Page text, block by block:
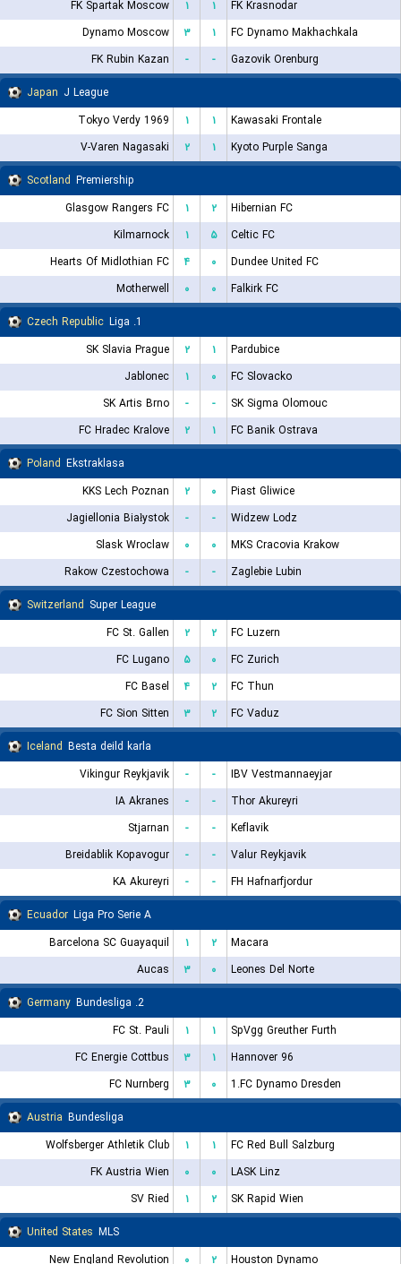
FK Spartak Moscow
۱ ۱
FK Krasnodar
Dynamo Moscow
۳ ۱
FC Dynamo Makhachkala
FK Rubin Kazan
- -
Gazovik Orenburg
Japan J League
Tokyo Verdy 1969
۱ ۱
Kawasaki Frontale
V-Varen Nagasaki
۲ ۱
Kyoto Purple Sanga
Scotland Premiership
Glasgow Rangers FC
۱ ۲
Hibernian FC
Kilmarnock
۱ ۵
Celtic FC
Hearts Of Midlothian FC
۴ ۰
Dundee United FC
Motherwell
۰ ۰
Falkirk FC
Czech Republic
1. Liga
SK Slavia Prague
۲ ۱
Pardubice
Jablonec
۱ ۰
FC Slovacko
SK Artis Brno
- -
SK Sigma Olomouc
FC Hradec Kralove
۲ ۱
FC Banik Ostrava
Poland Ekstraklasa
KKS Lech Poznan
۲ ۰
Piast Gliwice
Jagiellonia Białystok
- -
Widzew Lodz
Slask Wroclaw
۰ ۰
MKS Cracovia Krakow
Rakow Czestochowa
- -
Zaglebie Lubin
Switzerland Super League
FC St. Gallen
۲ ۲
FC Luzern
FC Lugano
۵ ۰
FC Zurich
FC Basel
۴ ۲
FC Thun
FC Sion Sitten
۳ ۲
FC Vaduz
Iceland Besta deild karla
Vikingur Reykjavik
- -
IBV Vestmannaeyjar
IA Akranes
- -
Thor Akureyri
Stjarnan
- -
Keflavik
Breidablik Kopavogur
- -
Valur Reykjavik
KA Akureyri
- -
FH Hafnarfjordur
Ecuador Liga Pro Serie A
Barcelona SC Guayaquil
۱ ۲
Macara
Aucas
۳ ۰
Leones Del Norte
Germany
2. Bundesliga
FC St. Pauli
۱ ۱
SpVgg Greuther Furth
FC Energie Cottbus
۳ ۱
Hannover 96
FC Nurnberg
۳ ۰
1.FC Dynamo Dresden
Austria Bundesliga
Wolfsberger Athletik Club
۱ ۱
FC Red Bull Salzburg
FK Austria Wien
۰ ۰
LASK Linz
SV Ried
۱ ۲
SK Rapid Wien
United States MLS
New England Revolution
۰ ۲ Houston Dynamo